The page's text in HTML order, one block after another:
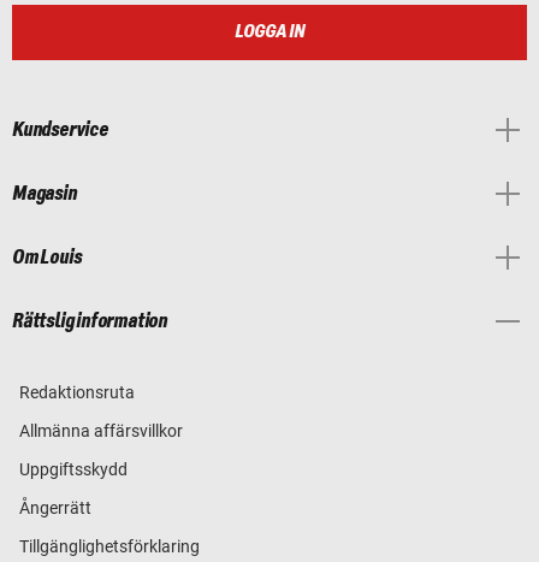
LOGGA IN
Kundservice
Magasin
Om Louis
Rättslig information
Redaktionsruta
Allmänna affärsvillkor
Uppgiftsskydd
Ångerrätt
Tillgänglighetsförklaring